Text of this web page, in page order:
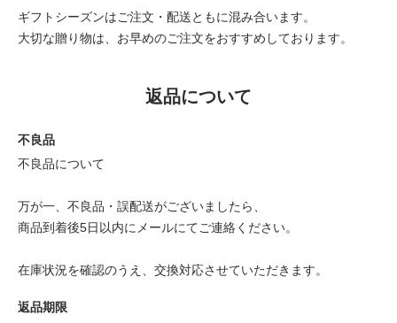
ギフトシーズンはご注文・配送ともに混み合います。
大切な贈り物は、お早めのご注文をおすすめしております。
返品について
不良品
不良品について
万が一、不良品・誤配送がございましたら、
商品到着後5日以内にメールにてご連絡ください。
在庫状況を確認のうえ、交換対応させていただきます。
返品期限